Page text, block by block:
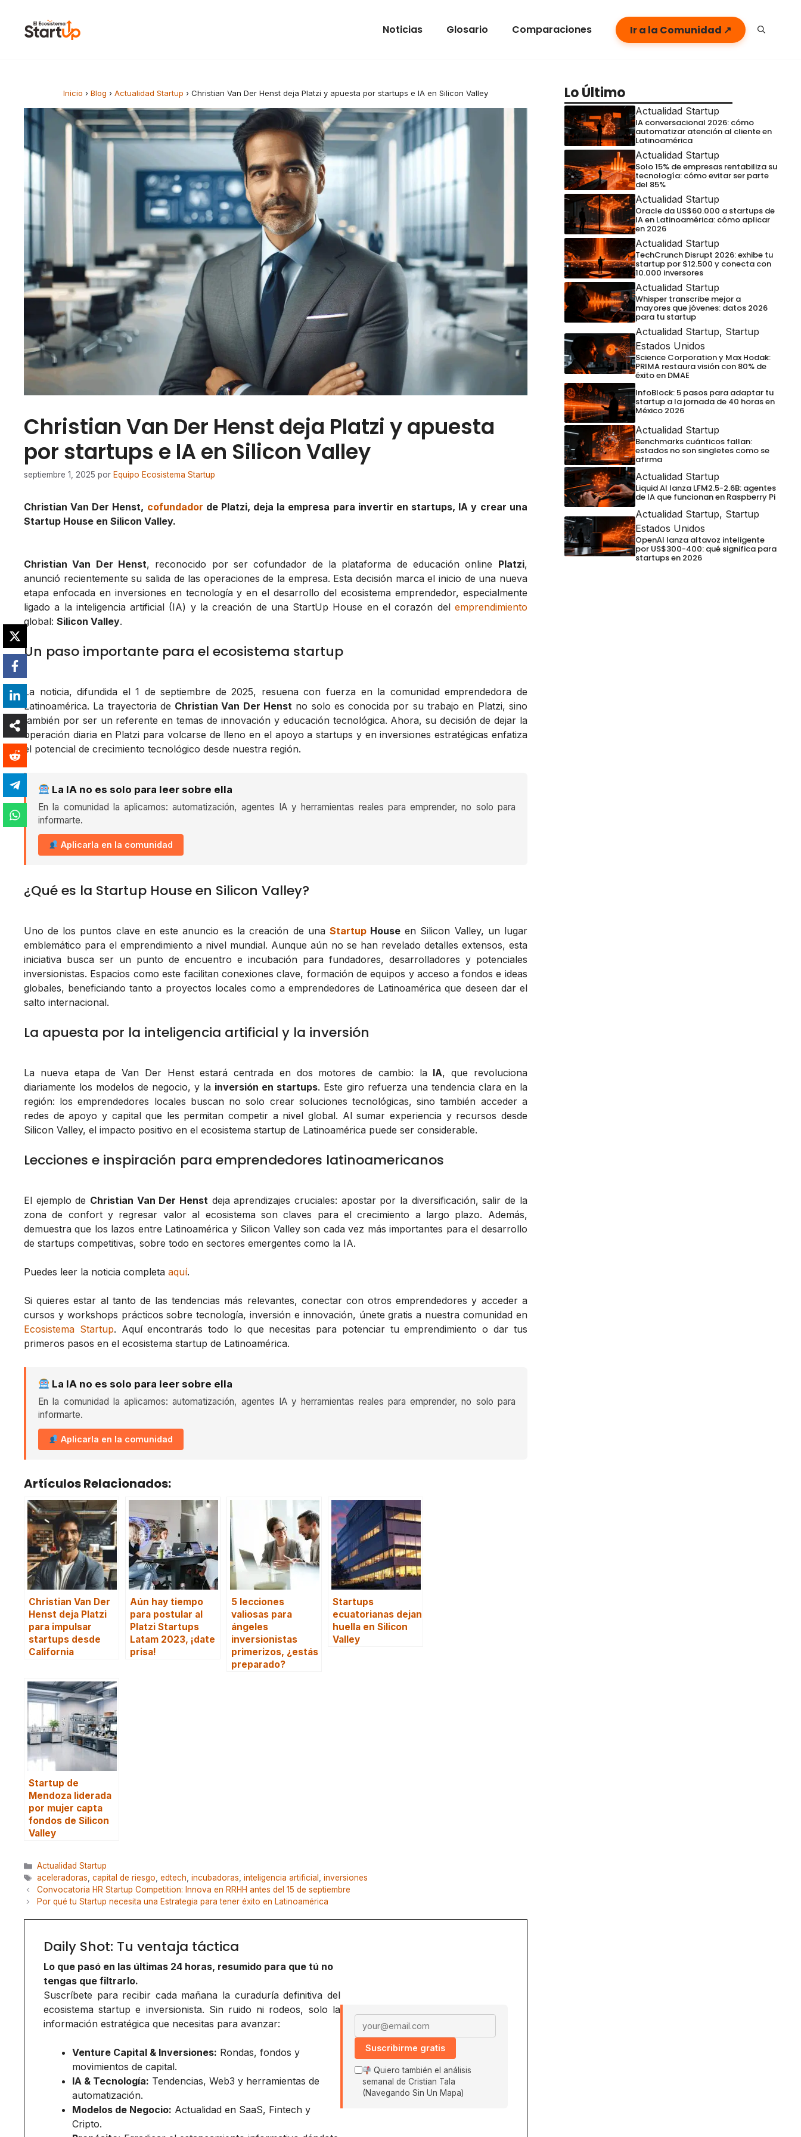
Noticias Glosario Comparaciones Ir a la Comunidad ↗
Inicio › Blog › Actualidad Startup › Christian Van Der Henst deja Platzi y apuesta por startups e IA en Silicon Valley
Christian Van Der Henst deja Platzi y apuesta
por startups e IA en Silicon Valley
septiembre 1, 2025 por Equipo Ecosistema Startup
Christian Van Der Henst, cofundador de Platzi, deja la empresa para invertir en startups, IA y crear una
Startup House en Silicon Valley.
Christian Van Der Henst, reconocido por ser cofundador de la plataforma de educación online Platzi,
anunció recientemente su salida de las operaciones de la empresa. Esta decisión marca el inicio de una nueva
etapa enfocada en inversiones en tecnología y en el desarrollo del ecosistema emprendedor, especialmente
ligado a la inteligencia artificial (IA) y la creación de una StartUp House en el corazón del emprendimiento
global: Silicon Valley.
Un paso importante para el ecosistema startup
La noticia, difundida el 1 de septiembre de 2025, resuena con fuerza en la comunidad emprendedora de
Latinoamérica. La trayectoria de Christian Van Der Henst no solo es conocida por su trabajo en Platzi, sino
también por ser un referente en temas de innovación y educación tecnológica. Ahora, su decisión de dejar la
operación diaria en Platzi para volcarse de lleno en el apoyo a startups y en inversiones estratégicas enfatiza
el potencial de crecimiento tecnológico desde nuestra región.
La IA no es solo para leer sobre ella
En la comunidad la aplicamos: automatización, agentes IA y herramientas reales para emprender, no solo para
informarte.
Aplicarla en la comunidad
¿Qué es la Startup House en Silicon Valley?
Uno de los puntos clave en este anuncio es la creación de una StartupHouse en Silicon Valley, un lugar
emblemático para el emprendimiento a nivel mundial. Aunque aún no se han revelado detalles extensos, esta
iniciativa busca ser un punto de encuentro e incubación para fundadores, desarrolladores y potenciales
inversionistas. Espacios como este facilitan conexiones clave, formación de equipos y acceso a fondos e ideas
globales, beneficiando tanto a proyectos locales como a emprendedores de Latinoamérica que deseen dar el
salto internacional.
La apuesta por la inteligencia artificial y la inversión
La nueva etapa de Van Der Henst estará centrada en dos motores de cambio: la IA, que revoluciona
diariamente los modelos de negocio, y la inversión en startups. Este giro refuerza una tendencia clara en la
región: los emprendedores locales buscan no solo crear soluciones tecnológicas, sino también acceder a
redes de apoyo y capital que les permitan competir a nivel global. Al sumar experiencia y recursos desde
Silicon Valley, el impacto positivo en el ecosistema startup de Latinoamérica puede ser considerable.
Lecciones e inspiración para emprendedores latinoamericanos
El ejemplo de Christian Van Der Henst deja aprendizajes cruciales: apostar por la diversificación, salir de la
zona de confort y regresar valor al ecosistema son claves para el crecimiento a largo plazo. Además,
demuestra que los lazos entre Latinoamérica y Silicon Valley son cada vez más importantes para el desarrollo
de startups competitivas, sobre todo en sectores emergentes como la IA.
Puedes leer la noticia completa aquí.
Si quieres estar al tanto de las tendencias más relevantes, conectar con otros emprendedores y acceder a
cursos y workshops prácticos sobre tecnología, inversión e innovación, únete gratis a nuestra comunidad en
Ecosistema Startup. Aquí encontrarás todo lo que necesitas para potenciar tu emprendimiento o dar tus
primeros pasos en el ecosistema startup de Latinoamérica.
La IA no es solo para leer sobre ella
En la comunidad la aplicamos: automatización, agentes IA y herramientas reales para emprender, no solo para
informarte.
Aplicarla en la comunidad
Artículos Relacionados:
Christian Van Der
Henst deja Platzi
para impulsar
startups desde
California
Aún hay tiempo
para postular al
Platzi Startups
Latam 2023, ¡date
prisa!
5 lecciones
valiosas para
ángeles
inversionistas
primerizos, ¿estás
preparado?
Startups
ecuatorianas dejan
huella en Silicon
Valley
Startup de
Mendoza liderada
por mujer capta
fondos de Silicon
Valley
Categorías
Actualidad Startup
Etiquetas
aceleradoras, capital de riesgo, edtech, incubadoras, inteligencia artificial , inversiones
Convocatoria HR Startup Competition: Innova en RRHH antes del 15 de septiembre
Por qué tu Startup necesita una Estrategia para tener éxito en Latinoamérica
Daily Shot: Tu ventaja táctica
Lo que pasó en las últimas 24 horas, resumido para que tú no
tengas que filtrarlo.
Suscríbete para recibir cada mañana la curaduría definitiva del
ecosistema startup e inversionista. Sin ruido ni rodeos, solo la
información estratégica que necesitas para avanzar:
Venture Capital & Inversiones: Rondas, fondos y
movimientos de capital.
IA & Tecnología: Tendencias, Web3 y herramientas de
automatización.
Modelos de Negocio: Actualidad en SaaS, Fintech y
Cripto.
Email address
Suscribirme gratis
Quiero también el análisis
semanal de Cristian Tala
(Navegando Sin Un Mapa)
Lo Último
Actualidad Startup
IA conversacional 2026: cómo
automatizar atención al cliente en
Latinoamérica
Actualidad Startup
Solo 15% de empresas rentabiliza su
tecnología: cómo evitar ser parte
del 85%
Actualidad Startup
Oracle da US$60.000 a startups de
IA en Latinoamérica: cómo aplicar
en 2026
Actualidad Startup
TechCrunch Disrupt 2026: exhibe tu
startup por $12.500 y conecta con
10.000 inversores
Actualidad Startup
Whisper transcribe mejor a
mayores que jóvenes: datos 2026
para tu startup
Actualidad Startup, Startup
Estados Unidos
Science Corporation y Max Hodak:
PRIMA restaura visión con 80% de
éxito en DMAE
InfoBlock: 5 pasos para adaptar tu
startup a la jornada de 40 horas en
México 2026
Actualidad Startup
Benchmarks cuánticos fallan:
estados no son singletes como se
afirma
Actualidad Startup
Liquid AI lanza LFM2.5-2.6B: agentes
de IA que funcionan en Raspberry Pi
Actualidad Startup, Startup
Estados Unidos
OpenAI lanza altavoz inteligente
por US$300-400: qué significa para
startups en 2026